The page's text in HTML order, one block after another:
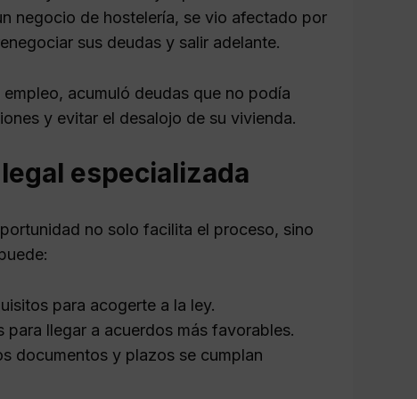
negocio de hostelería, se vio afectado por
sus deudas y salir adelante.
acumuló deudas que no podía
y evitar el desalojo de su vivienda.
especializada
no solo facilita el proceso, sino
para acogerte a la ley.
para llegar a acuerdos más favorables.
documentos y plazos se cumplan